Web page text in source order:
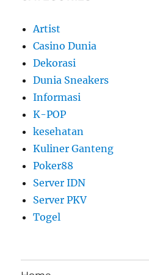
Artist
Casino Dunia
Dekorasi
Dunia Sneakers
Informasi
K-POP
kesehatan
Kuliner Ganteng
Poker88
Server IDN
Server PKV
Togel